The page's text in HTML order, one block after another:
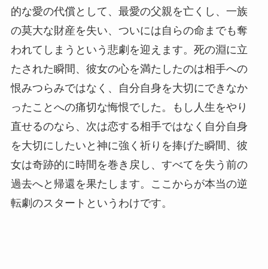
的な愛の代償として、最愛の父親を亡くし、一族
の莫大な財産を失い、ついには自らの命までも奪
われてしまうという悲劇を迎えます。死の淵に立
たされた瞬間、彼女の心を満たしたのは相手への
恨みつらみではなく、自分自身を大切にできなか
ったことへの痛切な悔恨でした。もし人生をやり
直せるのなら、次は恋する相手ではなく自分自身
を大切にしたいと神に強く祈りを捧げた瞬間、彼
女は奇跡的に時間を巻き戻し、すべてを失う前の
過去へと帰還を果たします。ここからが本当の逆
転劇のスタートというわけです。